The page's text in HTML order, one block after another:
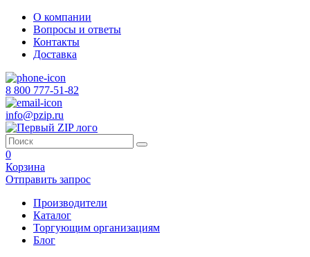
О компании
Вопросы и ответы
Контакты
Доставка
8 800 777-51-82
info@pzip.ru
0
Корзина
Отправить запрос
Производители
Каталог
Торгующим организациям
Блог